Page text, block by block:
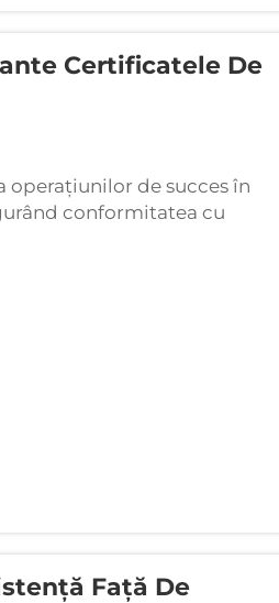
Certificatele De
operațiunilor de succes în
conformitatea cu
esențiale care susțin
Față De